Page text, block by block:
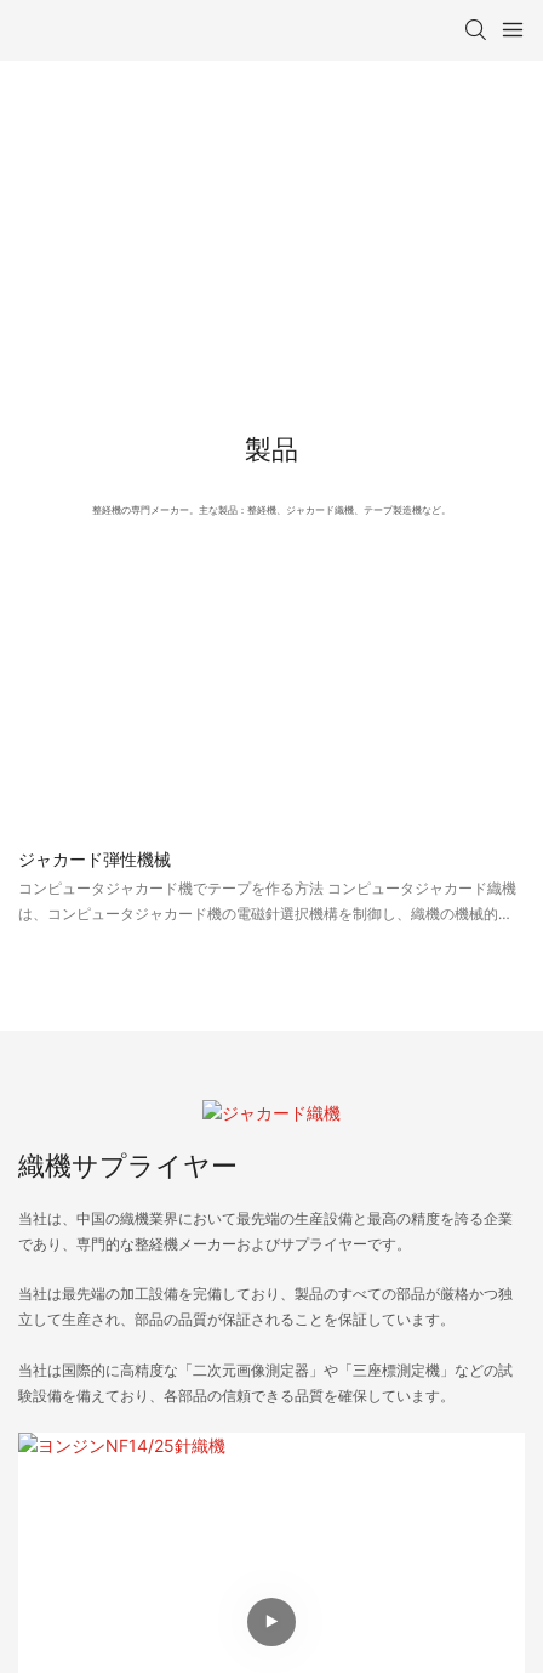
製品
整経機の専門メーカー。主な製品：整経機、ジャカード織機、テープ製造機など。
ジャカード弾性機械
コンピュータジャカード機でテープを作る方法 コンピュータジャカード織機
は、コンピュータジャカード機の電磁針選択機構を制御し、織機の機械的動
織機サプライヤー
当社は、中国の織機業界において最先端の生産設備と最高の精度を誇る企業
であり、専門的な整経機メーカーおよびサプライヤーです。
当社は最先端の加工設備を完備しており、製品のすべての部品が厳格かつ独
立して生産され、部品の品質が保証されることを保証しています。
当社は国際的に高精度な「二次元画像測定器」や「三座標測定機」などの試
験設備を備えており、各部品の信頼できる品質を確保しています。